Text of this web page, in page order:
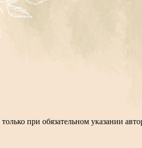
при обязательном указании